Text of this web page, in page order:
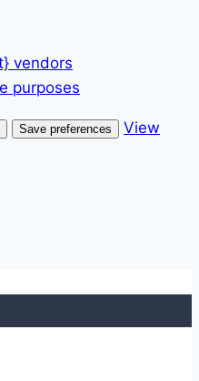
vendors
purposes
Save preferences
View